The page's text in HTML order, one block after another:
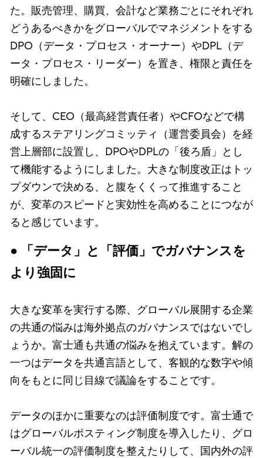
た。販売管理、購買、会計など業務ごとにそれぞれ
どうあるべきかをグローバルでマネジメントをする
DPO（データ・プロセス・オーナー）やDPL（デ
ータ・プロセス・リーダー）を置き、権限と責任を
明確にしました。
そして、CEO（最高経営責任者）やCFOなどで構
成するステアリングコミッティ（運営委員会）を経
営上層部に設置し、DPOやDPLの「後ろ盾」とし
て機能するようにしました。大きな制度改正はトッ
プダウンで決める、と腹をくくって推進すること
が、変革のスピードと実効性を高めることにつなが
ると感じています。
● 「データ」と「評価」でガバナンスを
より強固に
大きな変革を実行する際、グローバル展開する企業
の共通の悩みは海外拠点のガバナンスではないでし
ょうか。富士通も共通の悩みを抱えています。解の
一つはデータを共通言語として、客観的な数字や傾
向をもとに同じ目線で議論をすることです。
データのほかに重要なのは評価制度です。富士通で
はグローバルポスティング制度を導入したり、グロ
ーバル統一の評価制度を整えたりして、国内外の評